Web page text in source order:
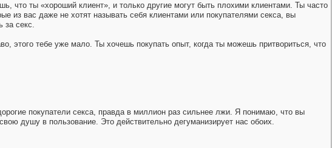
ты «хороший клиент», и только другие могут быть плохими клиентами. Ты часто
из вас даже не хотят называть себя клиентами или покупателями секса, вы
за секс.
этого тебе уже мало. Ты хочешь покупать опыт, когда ты можешь притвориться, что
покупатели секса, правда в миллион раз сильнее лжи. Я понимаю, что вы
душу в пользование. Это действительно дегуманизирует нас обоих.